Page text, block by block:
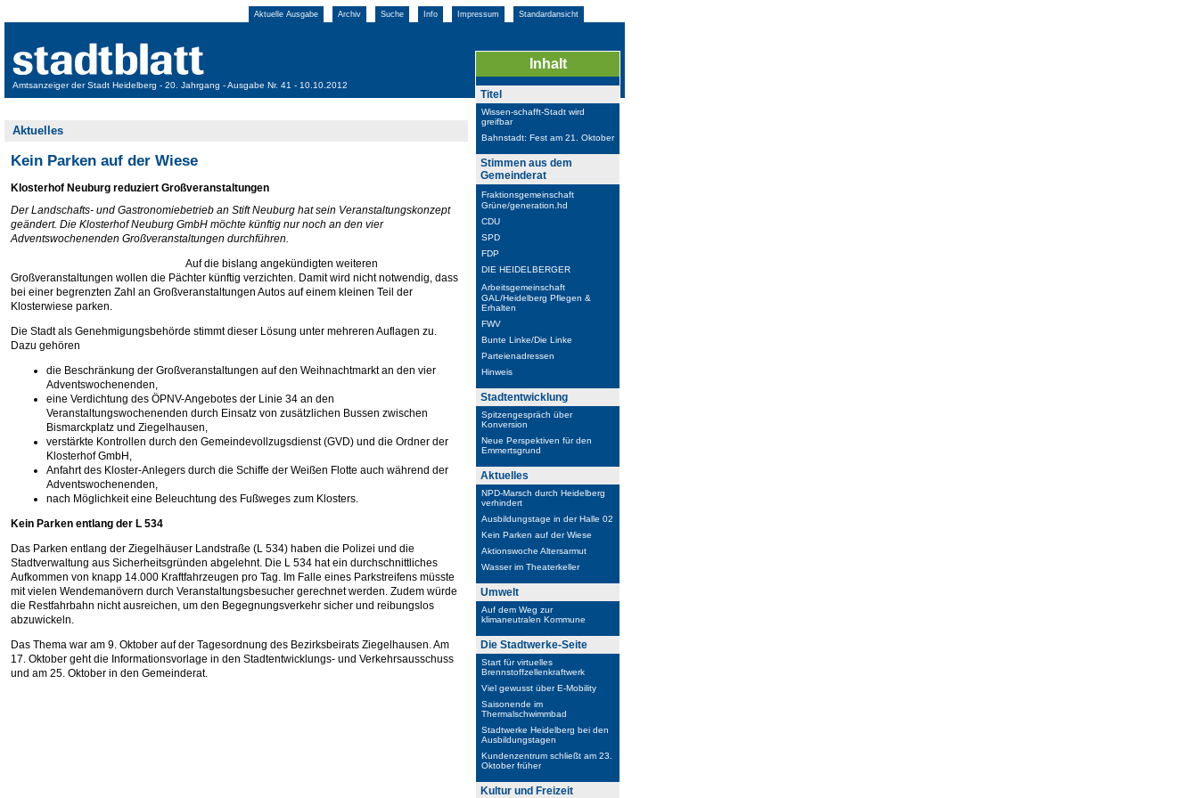
Aktuelle Ausgabe Archiv Suche Info Impressum Standardansicht
Amtsanzeiger der Stadt Heidelberg - 20. Jahrgang - Ausgabe Nr. 41 - 10.10.2012
Aktuelles
Kein Parken auf der Wiese
Klosterhof Neuburg reduziert Großveranstaltungen
Der Landschafts- und Gastronomiebetrieb an Stift Neuburg hat sein Veranstaltungskonzept
geändert. Die Klosterhof Neuburg GmbH möchte künftig nur noch an den vier
Adventswochenenden Großveranstaltungen durchführen.
Auf die bislang angekündigten weiteren
Großveranstaltungen wollen die Pächter künftig verzichten. Damit wird nicht notwendig, dass
bei einer begrenzten Zahl an Großveranstaltungen Autos auf einem kleinen Teil der
Klosterwiese parken.
Die Stadt als Genehmigungsbehörde stimmt dieser Lösung unter mehreren Auflagen zu.
Dazu gehören
die Beschränkung der Großveranstaltungen auf den Weihnachtmarkt an den vier
Adventswochenenden,
eine Verdichtung des ÖPNV-Angebotes der Linie 34 an den
Veranstaltungswochenenden durch Einsatz von zusätzlichen Bussen zwischen
Bismarckplatz und Ziegelhausen,
verstärkte Kontrollen durch den Gemeindevollzugsdienst (GVD) und die Ordner der
Klosterhof GmbH,
Anfahrt des Kloster-Anlegers durch die Schiffe der Weißen Flotte auch während der
Adventswochenenden,
nach Möglichkeit eine Beleuchtung des Fußweges zum Klosters.
Kein Parken entlang der L 534
Das Parken entlang der Ziegelhäuser Landstraße (L 534) haben die Polizei und die
Stadtverwaltung aus Sicherheitsgründen abgelehnt. Die L 534 hat ein durchschnittliches
Aufkommen von knapp 14.000 Kraftfahrzeugen pro Tag. Im Falle eines Parkstreifens müsste
mit vielen Wendemanövern durch Veranstaltungsbesucher gerechnet werden. Zudem würde
die Restfahrbahn nicht ausreichen, um den Begegnungsverkehr sicher und reibungslos
abzuwickeln.
Das Thema war am 9. Oktober auf der Tagesordnung des Bezirksbeirats Ziegelhausen. Am
17. Oktober geht die Informationsvorlage in den Stadtentwicklungs- und Verkehrsausschuss
und am 25. Oktober in den Gemeinderat.
Inhalt
Titel
Wissen-schafft-Stadt wird
greifbar
Bahnstadt: Fest am 21. Oktober
Stimmen aus dem
Gemeinderat
Fraktionsgemeinschaft
Grüne/generation.hd
CDU
SPD
FDP
DIE HEIDELBERGER
Arbeitsgemeinschaft
GAL/Heidelberg Pflegen &
Erhalten
FWV
Bunte Linke/Die Linke
Parteienadressen
Hinweis
Stadtentwicklung
Spitzengespräch über
Konversion
Neue Perspektiven für den
Emmertsgrund
Aktuelles
NPD-Marsch durch Heidelberg
verhindert
Ausbildungstage in der Halle 02
Kein Parken auf der Wiese
Aktionswoche Altersarmut
Wasser im Theaterkeller
Umwelt
Auf dem Weg zur
klimaneutralen Kommune
Die Stadtwerke-Seite
Start für virtuelles
Brennstoffzellenkraftwerk
Viel gewusst über E-Mobility
Saisonende im
Thermalschwimmbad
Stadtwerke Heidelberg bei den
Ausbildungstagen
Kundenzentrum schließt am 23.
Oktober früher
Kultur und Freizeit